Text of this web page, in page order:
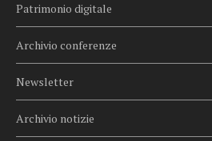
Patrimonio digitale
Archivio conferenze
Newsletter
Archivio notizie